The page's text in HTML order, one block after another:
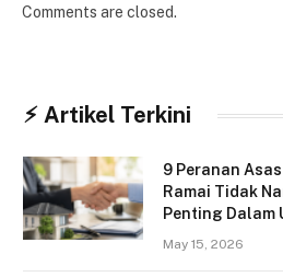
Comments are closed.
⚡︎ Artikel Terkini
9 Peranan
Ramai Tidak
Penting Dalam
May 15, 2026